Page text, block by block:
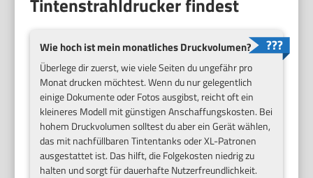
Tintenstrahldrucker findest
Wie hoch ist mein monatliches Druckvolumen?
Überlege dir zuerst, wie viele Seiten du ungefähr pro
Monat drucken möchtest. Wenn du nur gelegentlich
einige Dokumente oder Fotos ausgibst, reicht oft ein
kleineres Modell mit günstigen Anschaffungskosten. Bei
hohem Druckvolumen solltest du aber ein Gerät wählen,
das mit nachfüllbaren Tintentanks oder XL-Patronen
ausgestattet ist. Das hilft, die Folgekosten niedrig zu
halten und sorgt für dauerhafte Nutzerfreundlichkeit.